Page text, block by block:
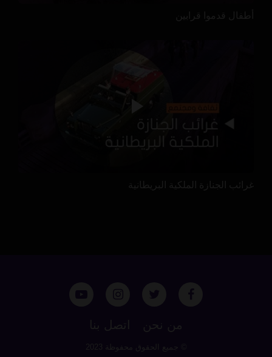
أطفال قدموا قرابين
غرائب الجنازة الملكية البريطانية